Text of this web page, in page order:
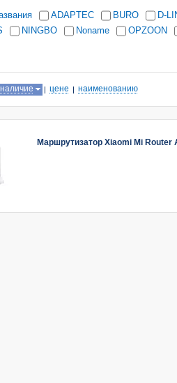
ADAPTEC BURO D-
NINGBO Noname OPZOON
наличие цене наименованию
Маршрутизатор Xiaomi Mi Router